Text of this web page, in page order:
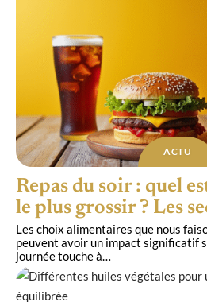
ACTU
Repas du soir : quel
le plus grossir ? Les
Les choix alimentaires que nous
peuvent avoir un impact significatif
journée touche à…